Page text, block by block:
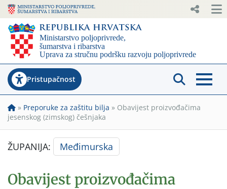
Pristupačnost
» Preporuke za zaštitu bilja » Obavijest proizvođačima
jesenskog (zimskog) češnjaka
ŽUPANIJA: Međimurska
Obavijest proizvođačima